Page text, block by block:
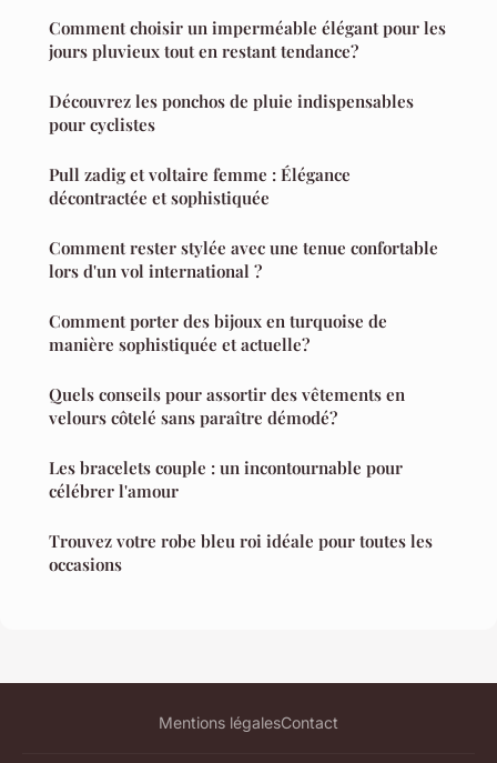
Comment choisir un imperméable élégant pour les
jours pluvieux tout en restant tendance?
Découvrez les ponchos de pluie indispensables
pour cyclistes
Pull zadig et voltaire femme : Élégance
décontractée et sophistiquée
Comment rester stylée avec une tenue confortable
lors d'un vol international ?
Comment porter des bijoux en turquoise de
manière sophistiquée et actuelle?
Quels conseils pour assortir des vêtements en
velours côtelé sans paraître démodé?
Les bracelets couple : un incontournable pour
célébrer l'amour
Trouvez votre robe bleu roi idéale pour toutes les
occasions
Mentions légalesContact